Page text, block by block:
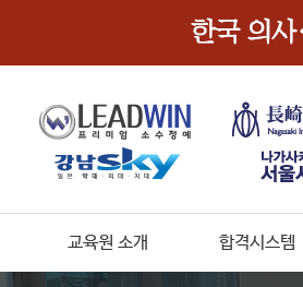
교육원 소개 합격시스템